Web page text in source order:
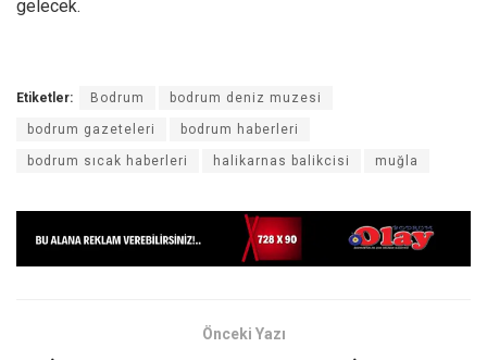
gelecek.
Etiketler: Bodrum bodrum deniz muzesi
bodrum gazeteleri bodrum haberleri
bodrum sıcak haberleri halikarnas balikcisi muğla
Önceki Yazı